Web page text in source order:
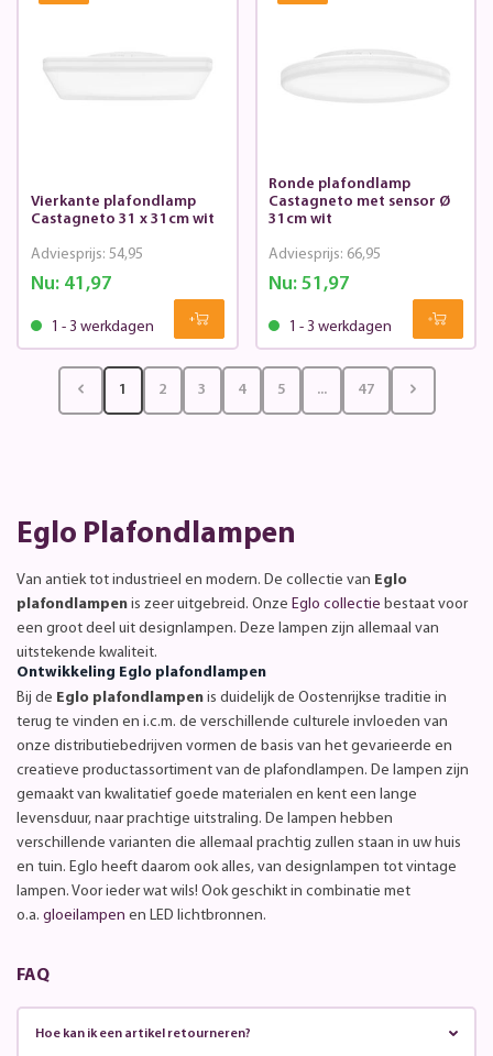
Vierkante plafondlamp
Castagneto 31 x 31cm wit
Nu:41,97
Adviesprijs: 54,95
1 - 3 werkdagen
Ronde plafondlamp
Castagneto met sensor Ø
31cm wit
Nu: 51,97
Adviesprijs: 66,95
1 - 3 werkdagen
1 2 3 4 5 ... 47
Eglo Plafondlampen
Van antiek tot industrieel en modern. De collectie van Eglo
plafondlampen is zeer uitgebreid. Onze Eglo collectie bestaat voor
een groot deel uit designlampen. Deze lampen zijn allemaal van
uitstekende kwaliteit.
Ontwikkeling Eglo plafondlampen
Bij de Eglo plafondlampen is duidelijk de Oostenrijkse traditie in
terug te vinden en i.c.m. de verschillende culturele invloeden van
onze distributiebedrijven vormen de basis van het gevarieerde en
creatieve productassortiment van de plafondlampen. De lampen zijn
gemaakt van kwalitatief goede materialen en kent een lange
levensduur, naar prachtige uitstraling. De lampen hebben
verschillende varianten die allemaal prachtig zullen staan in uw huis
en tuin. Eglo heeft daarom ook alles, van designlampen tot vintage
lampen. Voor ieder wat wils! Ook geschikt in combinatie met
o.a. gloeilampen en LED lichtbronnen.
FAQ
Hoe kan ik een artikel retourneren?